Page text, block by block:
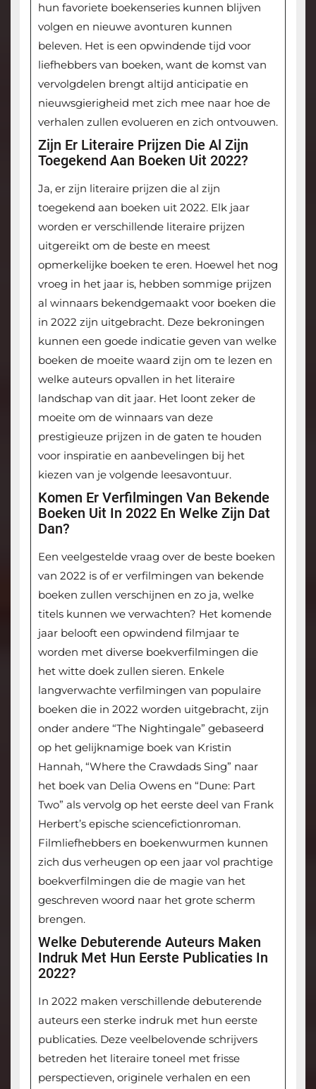
hun favoriete boekenseries kunnen blijven
volgen en nieuwe avonturen kunnen
beleven. Het is een opwindende tijd voor
liefhebbers van boeken, want de komst van
vervolgdelen brengt altijd anticipatie en
nieuwsgierigheid met zich mee naar hoe de
verhalen zullen evolueren en zich ontvouwen.
Zijn Er Literaire Prijzen Die Al Zijn
Toegekend Aan Boeken Uit 2022?
Ja, er zijn literaire prijzen die al zijn
toegekend aan boeken uit 2022. Elk jaar
worden er verschillende literaire prijzen
uitgereikt om de beste en meest
opmerkelijke boeken te eren. Hoewel het nog
vroeg in het jaar is, hebben sommige prijzen
al winnaars bekendgemaakt voor boeken die
in 2022 zijn uitgebracht. Deze bekroningen
kunnen een goede indicatie geven van welke
boeken de moeite waard zijn om te lezen en
welke auteurs opvallen in het literaire
landschap van dit jaar. Het loont zeker de
moeite om de winnaars van deze
prestigieuze prijzen in de gaten te houden
voor inspiratie en aanbevelingen bij het
kiezen van je volgende leesavontuur.
Komen Er Verfilmingen Van Bekende
Boeken Uit In 2022 En Welke Zijn Dat
Dan?
Een veelgestelde vraag over de beste boeken
van 2022 is of er verfilmingen van bekende
boeken zullen verschijnen en zo ja, welke
titels kunnen we verwachten? Het komende
jaar belooft een opwindend filmjaar te
worden met diverse boekverfilmingen die
het witte doek zullen sieren. Enkele
langverwachte verfilmingen van populaire
boeken die in 2022 worden uitgebracht, zijn
onder andere “The Nightingale” gebaseerd
op het gelijknamige boek van Kristin
Hannah, “Where the Crawdads Sing” naar
het boek van Delia Owens en “Dune: Part
Two” als vervolg op het eerste deel van Frank
Herbert’s epische sciencefictionroman.
Filmliefhebbers en boekenwurmen kunnen
zich dus verheugen op een jaar vol prachtige
boekverfilmingen die de magie van het
geschreven woord naar het grote scherm
brengen.
Welke Debuterende Auteurs Maken
Indruk Met Hun Eerste Publicaties In
2022?
In 2022 maken verschillende debuterende
auteurs een sterke indruk met hun eerste
publicaties. Deze veelbelovende schrijvers
betreden het literaire toneel met frisse
perspectieven, originele verhalen en een